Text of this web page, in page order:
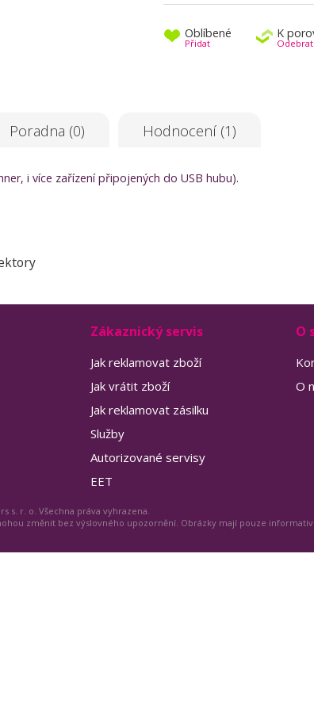
Oblíbené
Přidat
K
Odebrat
Poradna (0) Hodnocení (1)
i více zařízení připojených do USB hubu).
Zákaznický servis
Jak reklamovat zboží
Jak vrátit zboží
Jak reklamovat zásilku
Služby
Autorizované servisy
EET
O
O
s. r. o. Všechna práva vyhrazena.
změnit bez výslovného upozornění. Obrázky mají pouze